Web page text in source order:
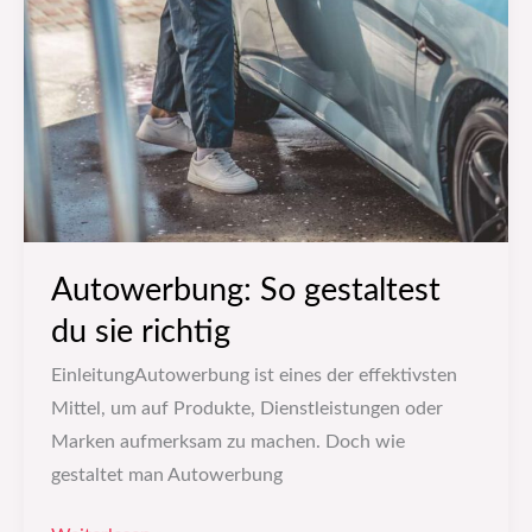
Autowerbung: So gestaltest
du sie richtig
EinleitungAutowerbung ist eines der effektivsten
Mittel, um auf Produkte, Dienstleistungen oder
Marken aufmerksam zu machen. Doch wie
gestaltet man Autowerbung